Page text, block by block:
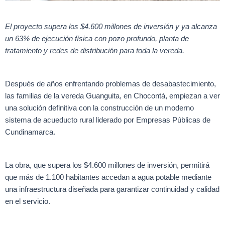
El proyecto supera los $4.600 millones de inversión y ya alcanza
un 63% de ejecución física con pozo profundo, planta de
tratamiento y redes de distribución para toda la vereda.
Después de años enfrentando problemas de desabastecimiento,
las familias de la vereda Guanguita, en Chocontá, empiezan a ver
una solución definitiva con la construcción de un moderno
sistema de acueducto rural liderado por Empresas Públicas de
Cundinamarca.
La obra, que supera los $4.600 millones de inversión, permitirá
que más de 1.100 habitantes accedan a agua potable mediante
una infraestructura diseñada para garantizar continuidad y calidad
en el servicio.